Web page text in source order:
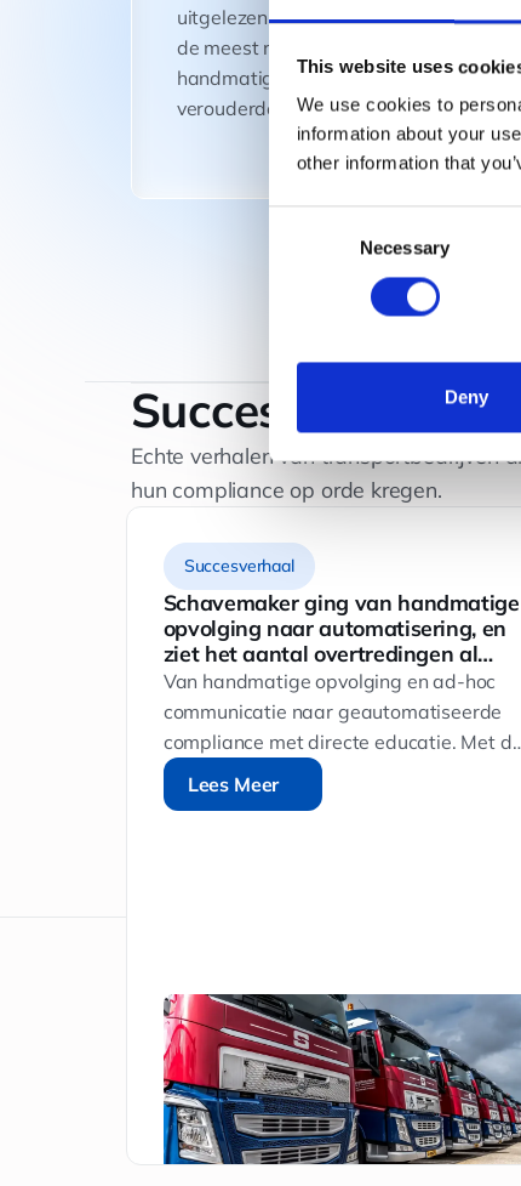
This website uses
We use cookies to
information about your
other information that
Necessary
Deny
uitgelezen en geanalyseerd op basis
de meest recente wetgeving, zonder
handmatig werk of het risico op
verouderde regels.
Succesverhalen
Echte verhalen van transportbedrijven
hun compliance op orde kregen.
Succesverhaal
Schavemaker ging van handmatige
opvolging naar automatisering, en
ziet het aantal overtredingen al
dalen
Van handmatige opvolging en ad‑hoc
communicatie naar geautomatiseerde
compliance met directe educatie. Met
Digitale Assistent van Roadsoft bespaart
Schavemaker structureel tijd én worden
Lees Meer
Lees Meer